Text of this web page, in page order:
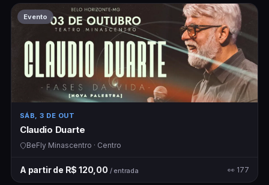
Evento
SÁB, 3 DE OUT
Claudio Duarte
BeFly Minascentro · Centro
A partir de R$ 120,00 / entrada 👀 177